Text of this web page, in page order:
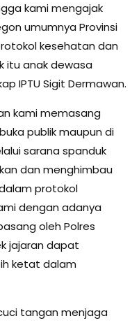
kami mengajak
umumnya Provinsi
kesehatan dan
itu anak dewasa
IPTU Sigit Dermawan.
kami memasang
publik maupun di
sarana spanduk
dan menghimbau
protokol
dengan adanya
oleh Polres
jajaran dapat
ketat dalam
tangan menjaga